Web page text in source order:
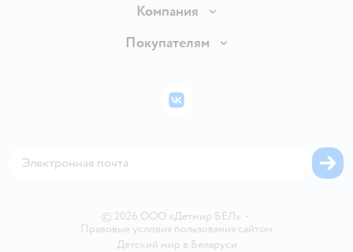
Доставка и оплата
Правила продажи
Политика использования файлов cookie
Компания
Вакансии
Покупателям
Бонусные карты
© 2026 ООО «Детмир БЕЛ» •
Правовые условия пользования сайтом
Детский мир в Беларуси
ВКонтакте